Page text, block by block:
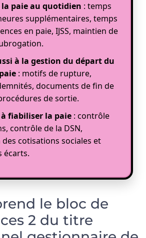
paie au quotidien : temps
supplémentaires, temps
en paie, IJSS, maintien de
à la gestion du départ du
: motifs de rupture,
documents de fin de
de sortie.
fiabiliser la paie: contrôle
contrôle de la DSN,
cotisations sociales et
écarts.
le bloc de
2 du titre